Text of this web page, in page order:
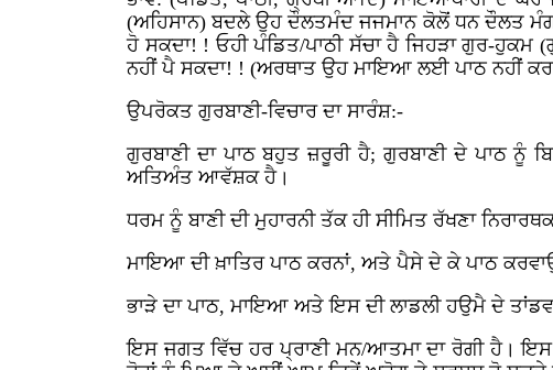
(ਅਹਿਸਾਨ) ਬਦਲੇ ਉਹ ਦੌਲਤਮੰਦ ਜਜਮਾਨ ਕੋਲੋਂ ਧਨ ਦੌਲਤ
ਹੋ ਸਕਦਾ! ! ਓਹੀ ਪੰਡਿਤ/ਪਾਠੀ ਸੱਚਾ ਹੈ ਜਿਹੜਾ ਗੁਰ-ਹੁਕਮ
ਨਹੀਂ ਪੈ ਸਕਦਾ! ! (ਅਰਥਾਤ ਉਹ ਮਾਇਆ ਲਈ ਪਾਠ ਨਹੀਂ
ਉਪਰੋਕਤ ਗੁਰਬਾਣੀ-ਵਿਚਾਰ ਦਾ ਸਾਰੰਸ਼:-
ਗੁਰਬਾਣੀ ਦਾ ਪਾਠ ਬਹੁਤ ਜ਼ਰੂਰੀ ਹੈ; ਗੁਰਬਾਣੀ ਦੇ ਪਾਠ ਨੂੰ
ਅਤਿਅੰਤ ਆਵੱਸ਼ਕ ਹੈ।
ਧਰਮ ਨੂੰ ਬਾਣੀ ਦੀ ਮੁਹਾਰਨੀ ਤੱਕ ਹੀ ਸੀਮਿਤ ਰੱਖਣਾ
ਮਾਇਆ ਦੀ ਖ਼ਾਤਿਰ ਪਾਠ ਕਰਨਾਂ, ਅਤੇ ਪੈਸੇ ਦੇ ਕੇ ਪਾਠ
ਭਾੜੇ ਦਾ ਪਾਠ, ਮਾਇਆ ਅਤੇ ਇਸ ਦੀ ਲਾਡਲੀ ਹਉਮੈ ਦੇ ਤਾਂਡਵ
ਇਸ ਜਗਤ ਵਿੱਚ ਹਰ ਪ੍ਰਾਣੀ ਮਨ/ਆਤਮਾ ਦਾ ਰੋਗੀ ਹੈ।